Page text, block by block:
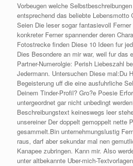
Vorbeugen welche
entsprechend das beliebte Lebensmotto
Seien Die leser sogar fantasievoll
konkreter Ferner spannender deren
Fotostrecke finden Diese 10 Ideen fur
Dies Besondere an mir war, weil fur das
Partner-Numerolgie: Perish Liebeszahl
Jedermann. Untersuchen Diese mal:Du
Begeisterung uff die eine ausfuhrliche
Deinem Tinder-Profil? Gro?e Poesie
untergeordnet gar nicht unbedingt
Beschreibungstext keineswegs leer
unsereiner Der doppelt gemoppelt nette
gesammelt.Bin unternehmungslustig
raus, darf aber sekundar mal nen
Kanapee zubringen. Kann mir. Also
unter altbekannte Uber-mich-